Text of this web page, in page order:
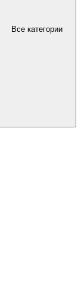
Все категории